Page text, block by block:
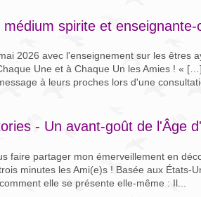
médium spirite et
2026 avec l'enseignement sur les êtres
Une et à Chaque Un les Amies ! «
à leurs proches lors d'une
- Un avant-goût de l'Âge
faire partager mon émerveillement en
minutes les Ami(e)s ! Basée aux États-
elle se présente elle-même : Il...